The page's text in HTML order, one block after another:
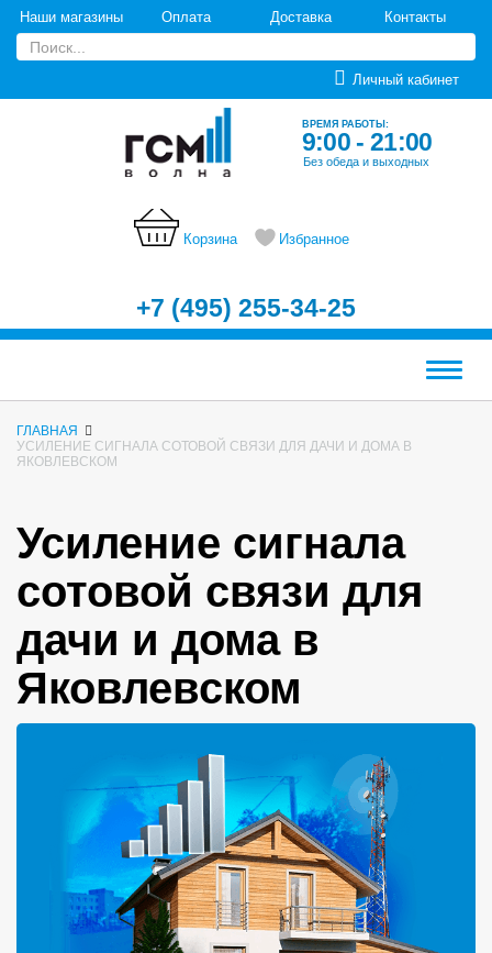
Наши магазины Оплата Доставка Контакты
Личный кабинет
ВРЕМЯ РАБОТЫ:
9:00 - 21:00
Без обеда и выходных
Корзина Избранное
+7 (495) 255-34-25
Меню
ГЛАВНАЯ
УСИЛЕНИЕ СИГНАЛА СОТОВОЙ СВЯЗИ ДЛЯ ДАЧИ И ДОМА В
ЯКОВЛЕВСКОМ
Усиление сигнала
сотовой связи для
дачи и дома в
Яковлевском